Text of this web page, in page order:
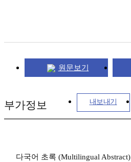
원문보기
내보내기
부가정보
다국어 초록 (Multilingual Abstract)